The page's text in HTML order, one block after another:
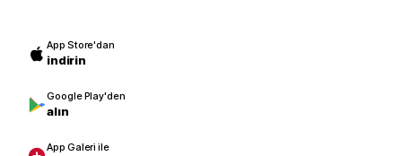
App Store'dan
indirin
Google Play'den
alın
App Galeri ile